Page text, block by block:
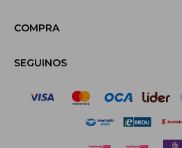
COMPRA
SEGUINOS